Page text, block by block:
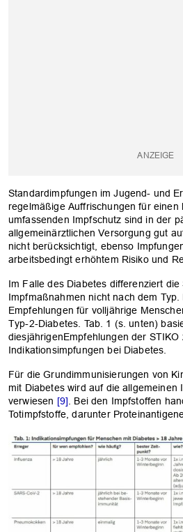
Standardimpfungen im Jugend- und
regelmäßige Auffrischungen für einen
umfassenden Impfschutz sind in der
allgemeinärztlichen Versorgung gut
nicht berücksichtigt, ebenso
arbeitsbedingt erhöhtem Risiko und
Im Falle des Diabetes differenziert die
Impfmaßnahmen nicht nach dem
Empfehlungen für volljährige
Typ-2-Diabetes. Tab. 1 (s. unten)
diesjährigenEmpfehlungen der STIKO
Indikationsimpfungen bei Diabetes.
Für die Grundimmunisierungen von
mit Diabetes wird auf die allgemeinen
verwiesen [9] . Bei den Impfstoffen
Totimpfstoffe, darunter